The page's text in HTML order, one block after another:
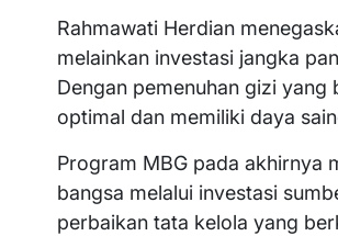
Rahmawati Herdian
melainkan investasi jangka
Dengan pemenuhan gizi
optimal dan memiliki daya
Program MBG pada akhirnya
bangsa melalui investasi
perbaikan tata kelola yang